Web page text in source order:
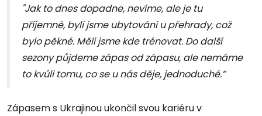
"Jak to dnes dopadne, nevíme, ale je tu
příjemně, byli jsme ubytováni u přehrady, což
bylo pěkné. Měli jsme kde trénovat. Do další
sezony půjdeme zápas od zápasu, ale nemáme
to kvůli tomu, co se u nás děje, jednoduché.”
Zápasem s Ukrajinou ukončil svou kariéru v